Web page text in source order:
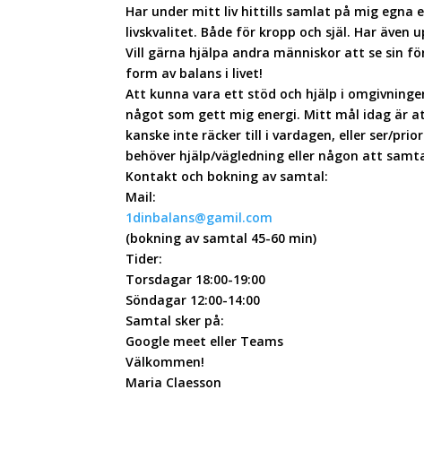
Har under mitt liv hittills samlat på mig egna
livskvalitet. Både för kropp och själ. Har även
Vill gärna hjälpa andra människor att se sin
form av balans i livet!
Att kunna vara ett stöd och hjälp i
något som gett mig energi. Mitt mål idag är
kanske inte räcker till i vardagen, eller ser/
behöver hjälp/vägledning eller någon att
Kontakt och bokning av samtal:
Mail:
1dinbalans@gamil.com
(bokning av samtal 45-60 min)
Tider:
Torsdagar 18:00-19:00
Söndagar 12:00-14:00
Samtal sker på:
Google meet eller Teams
Välkommen!
Maria Claesson